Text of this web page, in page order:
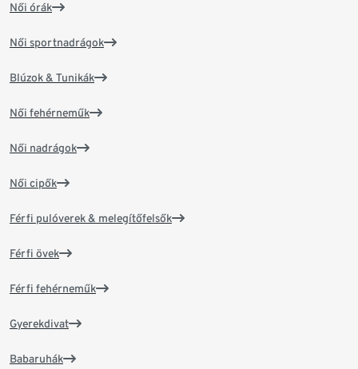
Női órák
Női sportnadrágok
Blúzok & Tunikák
Női fehérneműk
Női nadrágok
Női cipők
Férfi pulóverek & melegítőfelsők
Férfi övek
Férfi fehérneműk
Gyerekdivat
Babaruhák